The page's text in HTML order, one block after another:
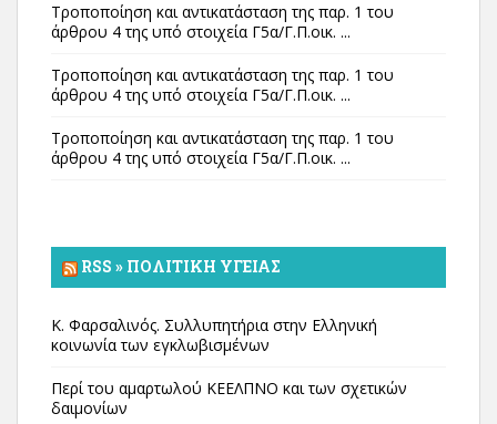
Τροποποίηση και αντικατάσταση της παρ. 1 του
άρθρου 4 της υπό στοιχεία Γ5α/Γ.Π.οικ. ...
Τροποποίηση και αντικατάσταση της παρ. 1 του
άρθρου 4 της υπό στοιχεία Γ5α/Γ.Π.οικ. ...
Τροποποίηση και αντικατάσταση της παρ. 1 του
άρθρου 4 της υπό στοιχεία Γ5α/Γ.Π.οικ. ...
RSS » ΠΟΛΙΤΙΚΉ ΥΓΕΊΑΣ
Κ. Φαρσαλινός. Συλλυπητήρια στην Ελληνική
κοινωνία των εγκλωβισμένων
Περί του αμαρτωλού ΚΕΕΛΠΝΟ και των σχετικών
δαιμονίων